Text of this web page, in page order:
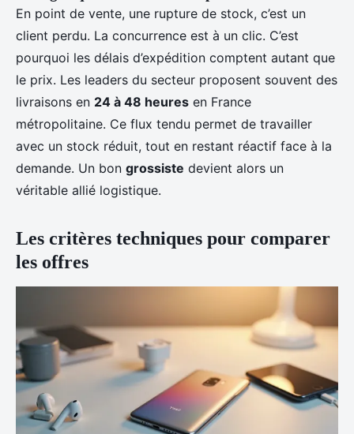
En point de vente, une rupture de stock, c’est un
client perdu. La concurrence est à un clic. C’est
pourquoi les délais d’expédition comptent autant que
le prix. Les leaders du secteur proposent souvent des
livraisons en 24 à 48 heures en France
métropolitaine. Ce flux tendu permet de travailler
avec un stock réduit, tout en restant réactif face à la
demande. Un bon grossiste devient alors un
véritable allié logistique.
Les critères techniques pour comparer
les offres